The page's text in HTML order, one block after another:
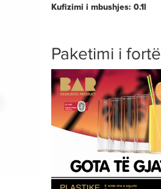
Kufizimi i mbushjes: 0.1l
Paketimi i fortë